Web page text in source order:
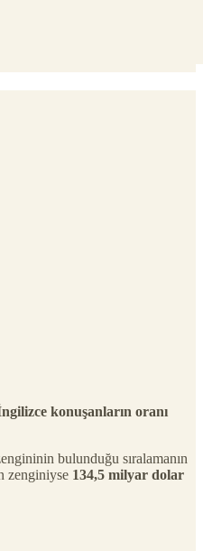
konuşanların oranı
bulunduğu sıralamanın
zenginiyse 134,5 milyar dolar